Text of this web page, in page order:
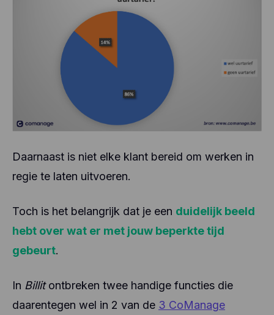
Daarnaast is niet elke klant bereid om werken in
regie te laten uitvoeren.
Toch is het belangrijk dat je een duidelijk beeld
hebt over wat er met jouw beperkte tijd
gebeurt.
In Billitontbreken twee handige functies die
daarentegen wel in 2 van de 3 CoManage